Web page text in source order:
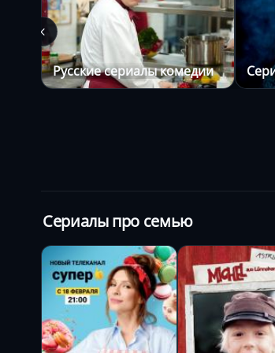
Русские сериалы комедии
Сериалы про семью